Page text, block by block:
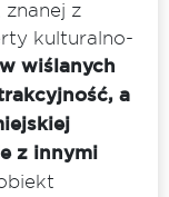
z
kulturalno-
wiślanych
a
z innymi